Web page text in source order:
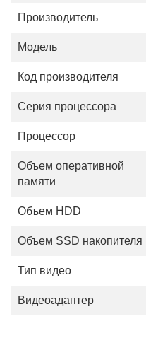
Производитель
Модель
Код производителя
Серия процессора
Процессор
Объем оперативной
памяти
Объем HDD
Объем SSD накопителя
Тип видео
Видеоадаптер